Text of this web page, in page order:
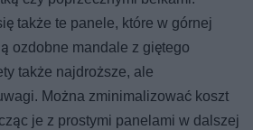
także te panele, które w górnej
ozdobne mandale z giętego
także najdroższe, ale
Można zminimalizować koszt
je z prostymi panelami w dalszej